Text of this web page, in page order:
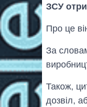
ЗСУ
Про це
За
Також,
дозвіл,